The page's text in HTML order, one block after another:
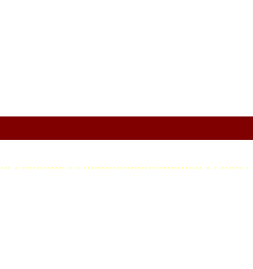
. ............ . . ................................. . .